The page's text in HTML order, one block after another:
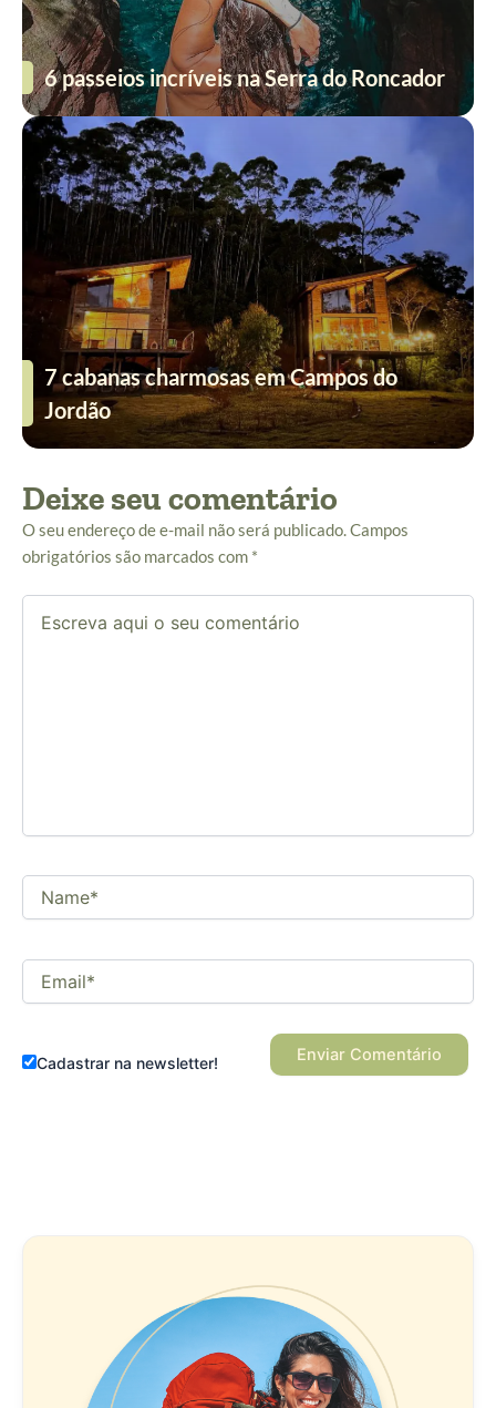
6 passeios incríveis na Serra do Roncador
7 cabanas charmosas em Campos do
Jordão
Deixe seu comentário
O seu endereço de e-mail não será publicado.Campos
obrigatórios são marcados com *
Escreva
aqui
Name*
Email*
Cadastrar na newsletter!